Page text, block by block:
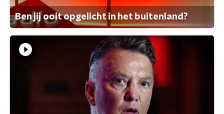
Ben jij ooit opgelicht in het buitenland?